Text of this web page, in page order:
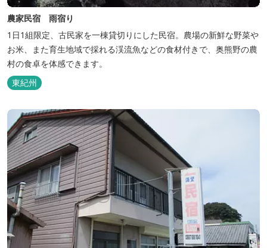
農家民宿 雨宿り
1日1組限定、古民家を一棟貸切りにした民宿。農場の新鮮な野菜や
お米、また育生地域で採れる渓流魚などの食材付きで、奥熊野の農
村の食卓を体感できます。
東紀州